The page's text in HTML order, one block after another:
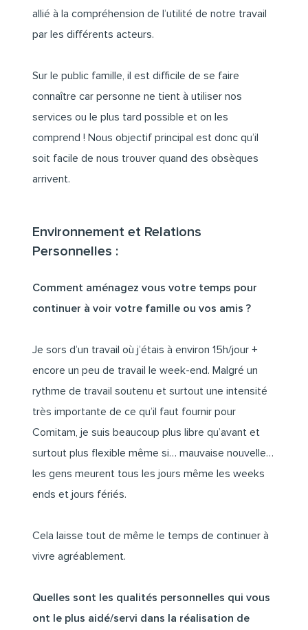
allié à la compréhension de l’utilité de notre travail
par les différents acteurs.
Sur le public famille, il est difficile de se faire
connaître car personne ne tient à utiliser nos
services ou le plus tard possible et on les
comprend ! Nous objectif principal est donc qu’il
soit facile de nous trouver quand des obsèques
arrivent.
Environnement et Relations
Personnelles :
Comment aménagez vous votre temps pour
continuer à voir votre famille ou vos amis ?
Je sors d’un travail où j’étais à environ 15h/jour +
encore un peu de travail le week-end. Malgré un
rythme de travail soutenu et surtout une intensité
très importante de ce qu’il faut fournir pour
Comitam, je suis beaucoup plus libre qu’avant et
surtout plus flexible même si… mauvaise nouvelle…
les gens meurent tous les jours même les weeks
ends et jours fériés.
Cela laisse tout de même le temps de continuer à
vivre agréablement.
Quelles sont les qualités personnelles qui vous
ont le plus aidé/servi dans la réalisation de